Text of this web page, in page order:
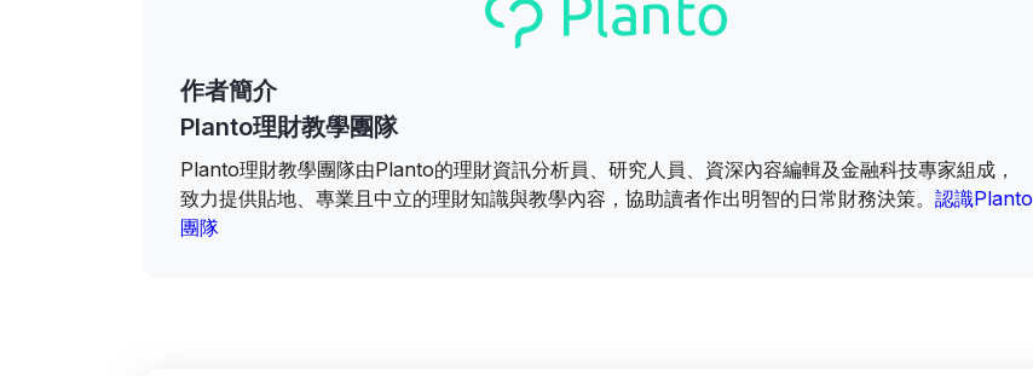
作者簡介
Planto理財教學團隊
Planto理財教學團隊由Planto的理財資訊分析員、研究人員、資深內容編輯及金融科技專家組成，
致力提供貼地、專業且中立的理財知識與教學內容，協助讀者作出明智的日常財務決策。 認識Planto
團隊